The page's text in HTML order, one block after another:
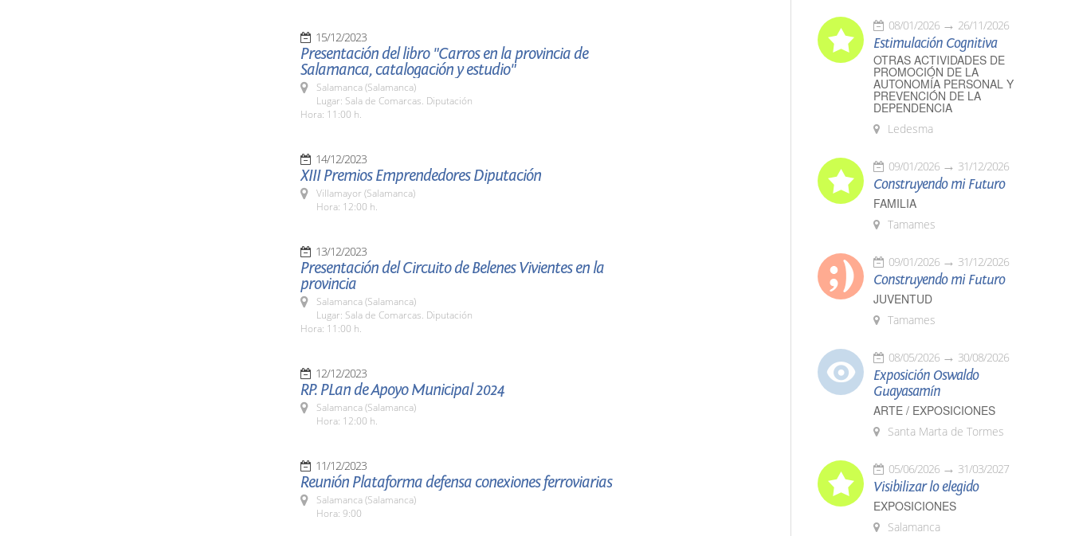
15/12/2023
Presentación del libro "Carros en la provincia de
Salamanca, catalogación y estudio"
Salamanca (Salamanca)
Lugar: Sala de Comarcas. Diputación
Hora: 11:00 h.
14/12/2023
XIII Premios Emprendedores Diputación
Villamayor (Salamanca)
Hora: 12:00 h.
13/12/2023
Presentación del Circuito de Belenes Vivientes en la
provincia
Salamanca (Salamanca)
Lugar: Sala de Comarcas. Diputación
Hora: 11:00 h.
12/12/2023
RP. PLan de Apoyo Municipal 2024
Salamanca (Salamanca)
Hora: 12:00 h.
11/12/2023
Reunión Plataforma defensa conexiones ferroviarias
Salamanca (Salamanca)
Hora: 9:00
08/01/2026 26/11/2026
Estimulación Cognitiva
OTRAS ACTIVIDADES DE
PROMOCIÓN DE LA
AUTONOMÍA PERSONAL Y
PREVENCIÓN DE LA
DEPENDENCIA
Ledesma
09/01/2026 31/12/2026
Construyendo mi Futuro
FAMILIA
Tamames
09/01/2026 31/12/2026
Construyendo mi Futuro
JUVENTUD
Tamames
08/05/2026 30/08/2026
Exposición Oswaldo
Guayasamín
ARTE / EXPOSICIONES
Santa Marta de Tormes
05/06/2026 31/03/2027
Visibilizar lo elegido
EXPOSICIONES
Salamanca